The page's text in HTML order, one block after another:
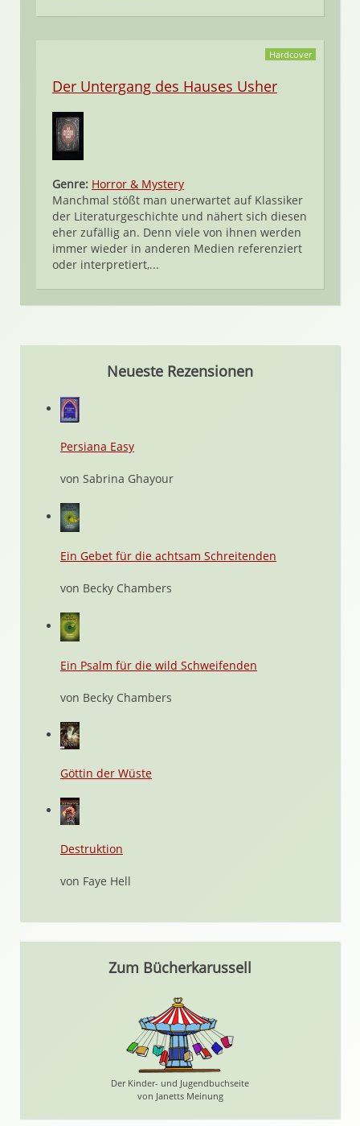
Hardcover
Der Untergang des Hauses Usher
Genre: Horror & Mystery
Manchmal stößt man unerwartet auf Klassiker
der Literaturgeschichte und nähert sich diesen
eher zufällig an. Denn viele von ihnen werden
immer wieder in anderen Medien referenziert
oder interpretiert,...
Neueste Rezensionen
Persiana Easy
von Sabrina Ghayour
Ein Gebet für die achtsam Schreitenden
von Becky Chambers
Ein Psalm für die wild Schweifenden
von Becky Chambers
Göttin der Wüste
Destruktion
von Faye Hell
Zum Bücherkarussell
Der Kinder- und Jugendbuchseite
von Janetts Meinung